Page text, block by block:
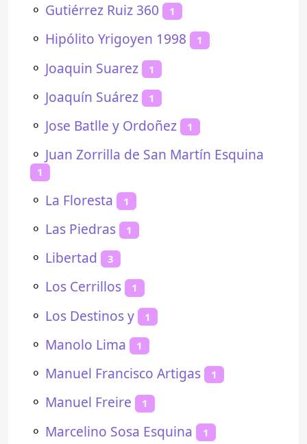
⚬ Gutiérrez Ruiz 360 1
⚬ Hipólito Yrigoyen 1998 1
⚬ Joaquin Suarez 1
⚬ Joaquín Suárez 1
⚬ Jose Batlle y Ordoñez 1
⚬ Juan Zorrilla de San Martín Esquina
1
⚬ La Floresta 1
⚬ Las Piedras 1
⚬ Libertad 3
⚬ Los Cerrillos 1
⚬ Los Destinos y 1
⚬ Manolo Lima 1
⚬ Manuel Francisco Artigas 1
⚬ Manuel Freire 1
⚬ Marcelino Sosa Esquina 1